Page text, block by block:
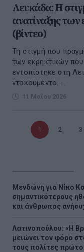
Λευκάδα: Η
ανατίναξης
(βίντεο)
Τη στιγμή που
των εκρηκτικών
εντοπίστηκε στη
ντοκουμέντο. ...
11 Μαΐου 2026
Τρέχουσα
1 Σελίδα
2 3
Μενδώνη για Νίκο
σημαντικότερους
και άνθρωπος
Λατινοπούλου: «H
μειώνει τον φόρο
τους πολίτες